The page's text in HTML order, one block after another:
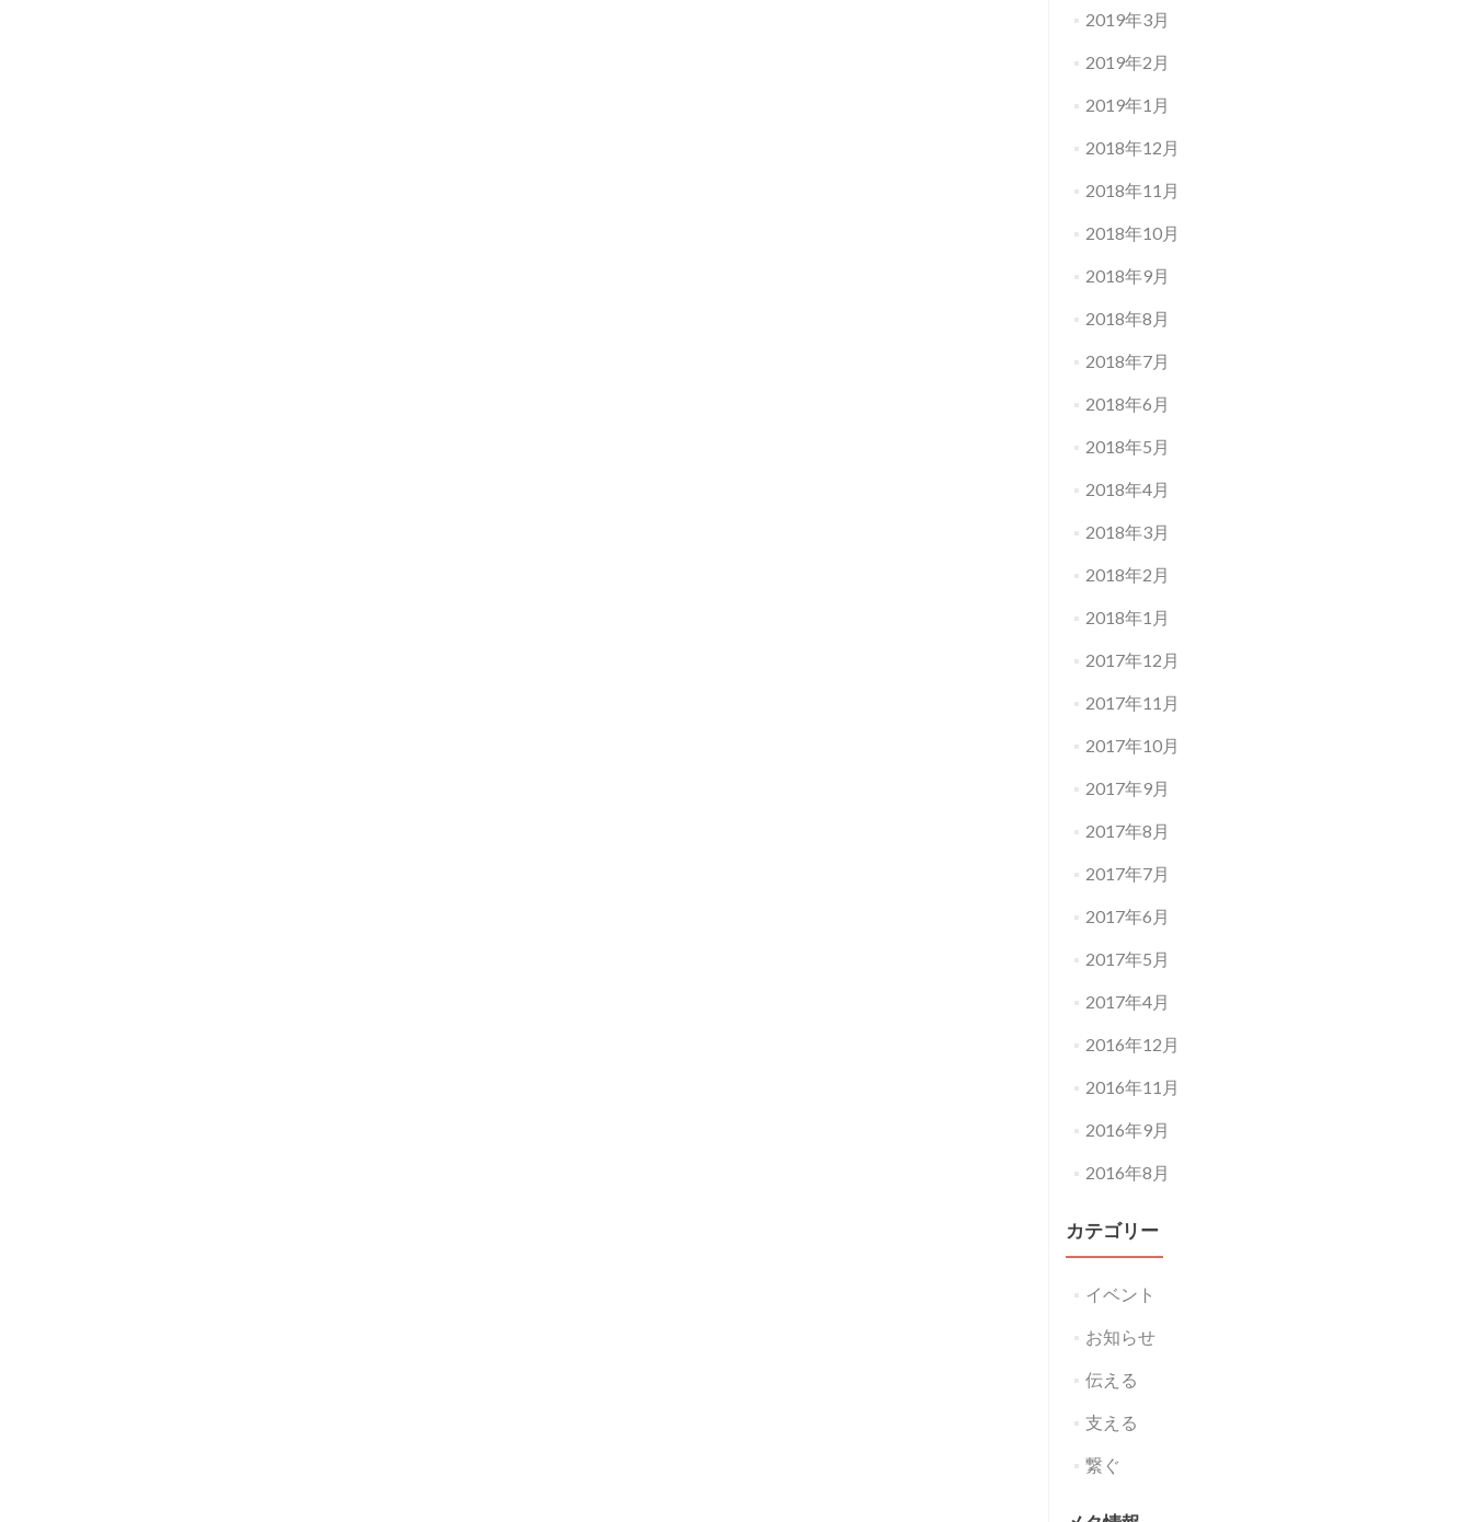
2019年3月
2019年2月
2019年1月
2018年12月
2018年11月
2018年10月
2018年9月
2018年8月
2018年7月
2018年6月
2018年5月
2018年4月
2018年3月
2018年2月
2018年1月
2017年12月
2017年11月
2017年10月
2017年9月
2017年8月
2017年7月
2017年6月
2017年5月
2017年4月
2016年12月
2016年11月
2016年9月
2016年8月
カテゴリー
イベント
お知らせ
伝える
支える
繋ぐ